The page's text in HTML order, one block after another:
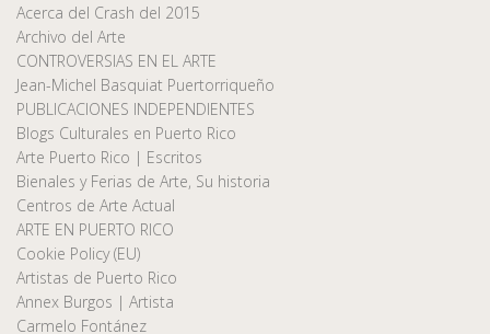
Acerca del Crash del 2015
Archivo del Arte
CONTROVERSIAS EN EL ARTE
Jean-Michel Basquiat Puertorriqueño
PUBLICACIONES INDEPENDIENTES
Blogs Culturales en Puerto Rico
Arte Puerto Rico | Escritos
Bienales y Ferias de Arte, Su historia
Centros de Arte Actual
ARTE EN PUERTO RICO
Cookie Policy (EU)
Artistas de Puerto Rico
Annex Burgos | Artista
Carmelo Fontánez